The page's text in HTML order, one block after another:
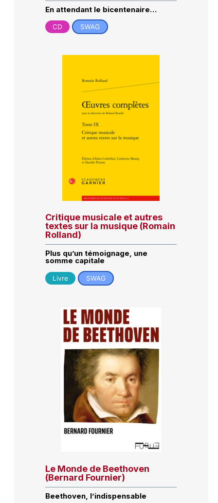
En attendant le bicentenaire…
CD SWAG
Critique musicale et autres
textes sur la musique (Romain
Rolland)
Plus qu’un témoignage, une
somme capitale
Livre SWAG
Le Monde de Beethoven
(Bernard Fournier)
Beethoven, l’indispensable